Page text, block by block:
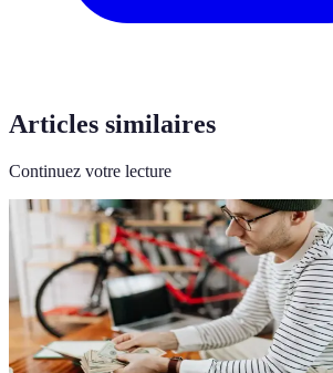
Articles similaires
Continuez votre lecture